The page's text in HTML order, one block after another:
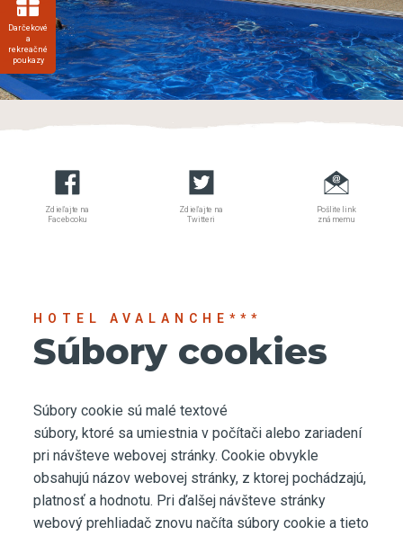
Darčekové
a
rekreačné
poukazy
Zdieľajte na
Facebooku
Zdieľajte na
Twitteri
Pošlite link
známemu
HOTEL AVALANCHE***
Súbory cookies
Súbory cookie sú malé textové
súbory, ktoré sa umiestnia v počítači alebo zariadení
pri návšteve webovej stránky. Cookie obvykle
obsahujú názov webovej stránky, z ktorej pochádzajú,
platnosť a hodnotu. Pri ďalšej návšteve stránky
webový prehliadač znovu načíta súbory cookie a tieto